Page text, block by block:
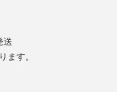
送
ます。